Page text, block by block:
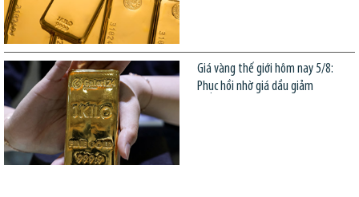
Giá vàng thế giới hôm nay 5/8:
Phục hồi nhờ giá dầu giảm